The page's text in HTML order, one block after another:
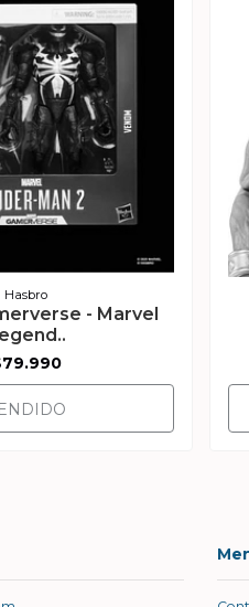
Hasbro
- Marvel